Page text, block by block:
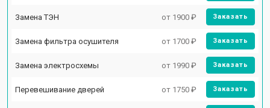
Замена ТЭН от 1900 ₽ Заказать
Замена фильтра осушителя от 1700 ₽ Заказать
Замена электросхемы от 1990 ₽ Заказать
Перевешивание дверей от 1750 ₽ Заказать